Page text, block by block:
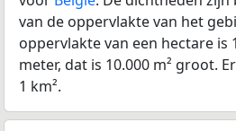
van de oppervlakte van het
oppervlakte van een hectare is
meter, dat is 10.000 m² groot.
1 km².